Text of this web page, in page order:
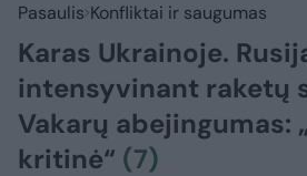
Pasaulis Konfliktai ir saugumas
Karas Ukrainoje.
intensyvinant raketų
Vakarų abejingumas:
kritinė“ (7)